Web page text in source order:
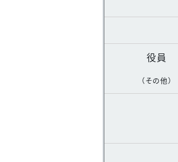
役員
（その他）